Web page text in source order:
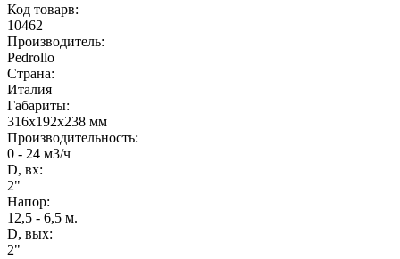
Код товарв:
10462
Производитель:
Pedrollo
Страна:
Италия
Габариты:
316x192x238 мм
Производительность:
0 - 24 м3/ч
D, вх:
2"
Напор:
12,5 - 6,5 м.
D, вых:
2"